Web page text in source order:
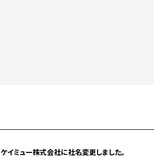
ケイミュー株式会社に社名変更しました。